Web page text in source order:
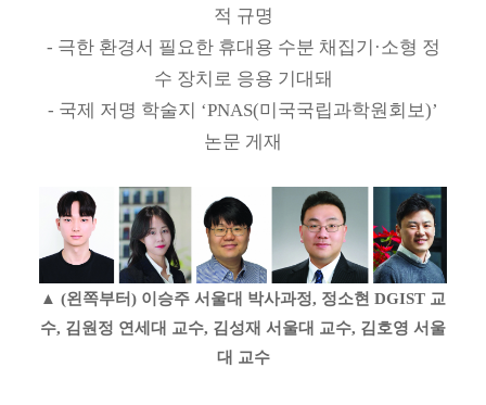
적 규명
- 극한 환경서 필요한 휴대용 수분 채집기·소형 정
수 장치로 응용 기대돼
- 국제 저명 학술지 ‘PNAS(미국국립과학원회보)’
논문 게재
▲ (왼쪽부터) 이승주 서울대 박사과정, 정소현 DGIST 교
수, 김원정 연세대 교수, 김성재 서울대 교수, 김호영 서울
대 교수